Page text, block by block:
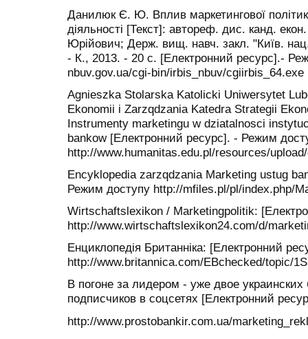
Данилюк Є. Ю. Вплив маркетингової
діяльності [Текст]: автореф. дис. канд.
Юрійович; Держ. вищ. навч. закл. "Київ.
- К., 2013. - 20 с. [Електронний ресурс].-
nbuv.gov.ua/cgi-bin/irbis_nbuv/cgiirbis_64.exe
Agnieszka Stolarska Katolicki Uniwersytet
Ekonomii i Zarzqdzania Katedra Strategii
Instrumenty marketingu w dziatalnosci
bankow [Електронний ресурс]. - Режим
http://www.humanitas.edu.pl/resources/
Encyklopedia zarzqdzania Marketing ustug
Режим доступу http://mfiles.pl/pl/index.php/
Wirtschaftslexikon / Marketingpolitik:
http://www.wirtschaftslexikon24.com/d/
Енциклопедія Британніка: [Електронний
http://www.britannica.com/EBchecked/topic/
В погоне за лидером - уже двое
подписчиков в соцсетях [Електронний
http://www.prostobankir.com.ua/